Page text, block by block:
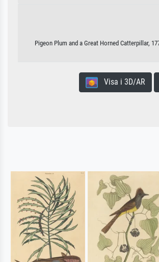
Pigeon Plum and a Great Horned Catterpillar,
Visa i 3D/AR